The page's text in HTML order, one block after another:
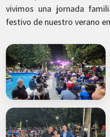
vivimos una jornada
festivo de nuestro verano